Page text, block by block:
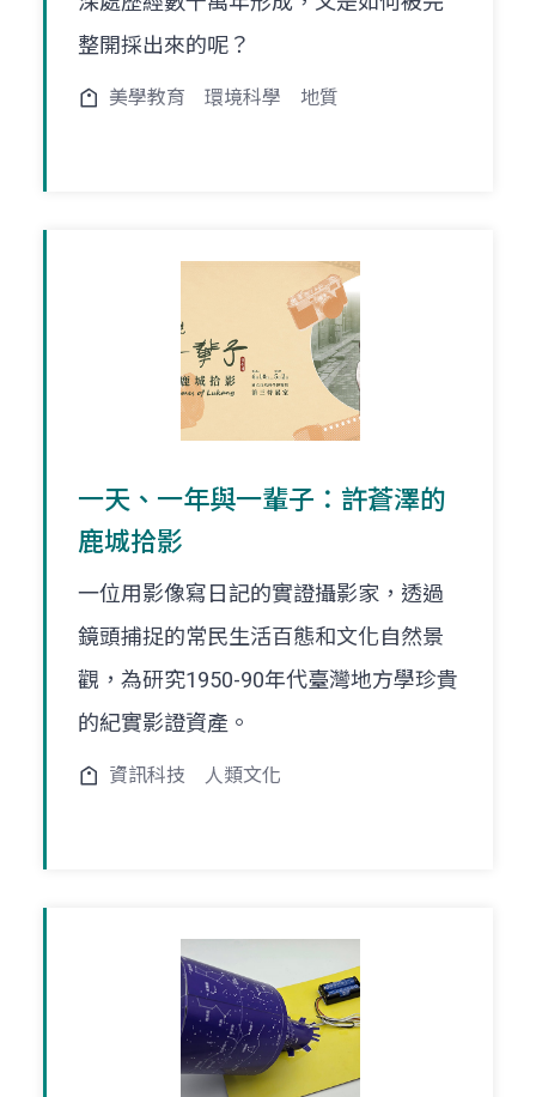
整開採出來的呢？
美學教育 環境科學 地質
一天、一年與一輩子：許蒼澤的
鹿城拾影
一位用影像寫日記的實證攝影家，透過
鏡頭捕捉的常民生活百態和文化自然景
觀，為研究1950-90年代臺灣地方學珍貴
的紀實影證資產。
資訊科技 人類文化